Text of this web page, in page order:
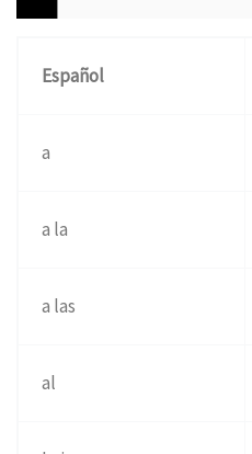
Español
a
a la
a las
al